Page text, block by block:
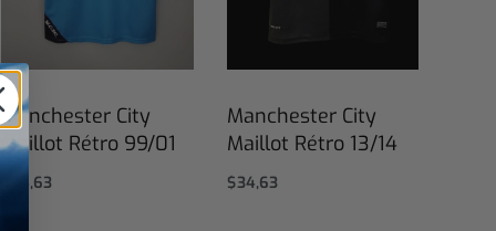
Manchester City
Maillot Rétro 99/01
$34,63
Manchester City
Maillot Rétro 13/14
$34,63